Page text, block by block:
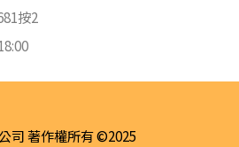
按2
司 著作權所有 ©2025